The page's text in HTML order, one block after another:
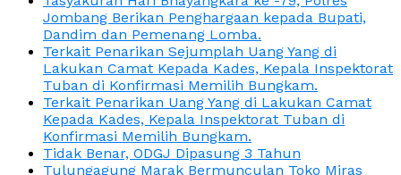
Jombang Berikan Penghargaan kepada Bupati,
Dandim dan Pemenang Lomba.
Terkait Penarikan Sejumplah Uang Yang di
Lakukan Camat Kepada Kades, Kepala Inspektorat
Tuban di Konfirmasi Memilih Bungkam.
Terkait Penarikan Uang Yang di Lakukan Camat
Kepada Kades, Kepala Inspektorat Tuban di
Konfirmasi Memilih Bungkam.
Tidak Benar, ODGJ Dipasung 3 Tahun
Tulungagung Marak Bermunculan Toko Miras